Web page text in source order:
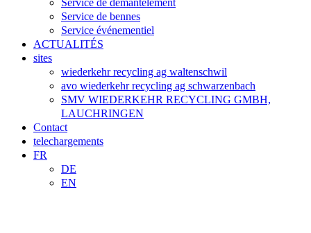
Service de démantèlement
Service de bennes
Service événementiel
ACTUALITÉS
sites
wiederkehr recycling ag waltenschwil
avo wiederkehr recycling ag schwarzenbach
SMV WIEDERKEHR RECYCLING GMBH,
LAUCHRINGEN
Contact
telechargements
FR
DE
EN